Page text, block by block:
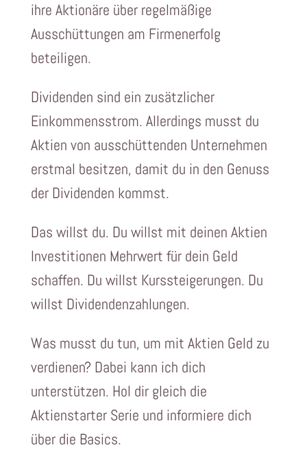
ihre Aktionäre über regelmäßige
Ausschüttungen am Firmenerfolg
beteiligen.
Dividenden sind ein zusätzlicher
Einkommensstrom. Allerdings musst du
Aktien von ausschüttenden Unternehmen
erstmal besitzen, damit du in den Genuss
der Dividenden kommst.
Das willst du. Du willst mit deinen Aktien
Investitionen Mehrwert für dein Geld
schaffen. Du willst Kurssteigerungen. Du
willst Dividendenzahlungen.
Was musst du tun, um mit Aktien Geld zu
verdienen? Dabei kann ich dich
unterstützen. Hol dir gleich die
Aktienstarter Serie und informiere dich
über die Basics.